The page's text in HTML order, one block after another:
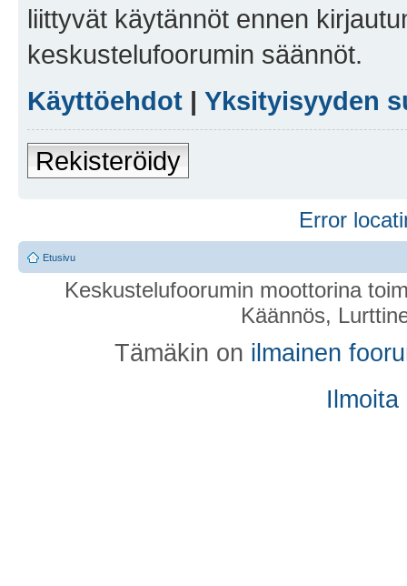
liittyvät käytännöt ennen
keskustelufoorumin säännöt.
Käyttöehdot | Yksityisyyden
Rekisteröidy
Error
Etusivu
Keskustelufoorumin moottorina
Käännös,
Tämäkin on ilmainen